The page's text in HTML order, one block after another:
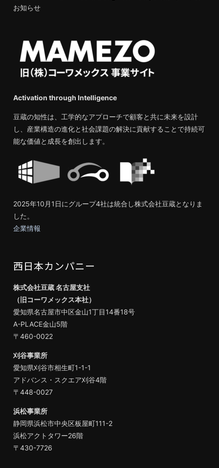
お知らせ
Activation through Intelligence
豆蔵の知性は、工学的なアプローチで顧客と共に未来を設計
し、産業構造の進化と社会課題の解決に貢献することで持続可
能な価値と成長を創出します。
2025年10月1日にグループ4社は統合し株式会社豆蔵となりま
した。
企業情報
西日本カンパニー
株式会社豆蔵 名古屋支社
（旧コーワメックス本社）
愛知県名古屋市中区金山1丁目14番18号
A-PLACE金山5階
〒460-0022
刈谷事業所
愛知県刈谷市相生町1-1-1
アドバンス・スクエア刈谷4階
〒448-0027
浜松事業所
静岡県浜松市中央区板屋町111-2
浜松アクトタワー26階
〒430-7726